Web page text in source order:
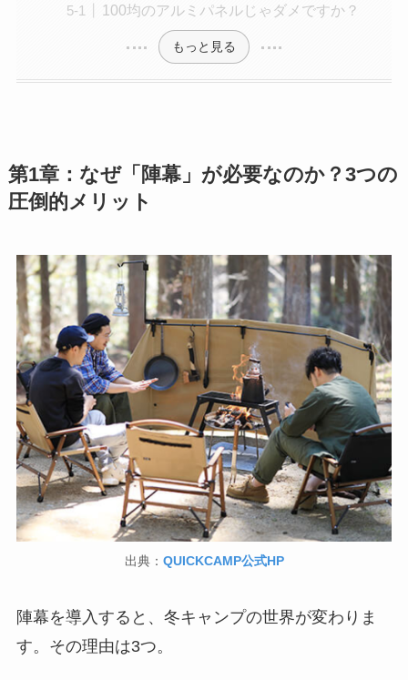
100均のアルミパネルじゃダメですか？
もっと見る
第1章：なぜ「陣幕」が必要なのか？3つの
圧倒的メリット
出典： QUICKCAMP公式HP
陣幕を導入すると、冬キャンプの世界が変わりま
す。その理由は3つ。